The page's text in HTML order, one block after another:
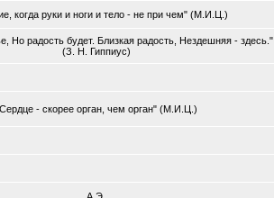
когда руки и ноги и тело - не при чем" (М.И.Ц.)
Но радость будет. Близкая радость, Нездешняя - здесь."
(З. Н. Гиппиус)
- скорее орган, чем орган" (М.И.Ц.)